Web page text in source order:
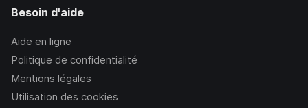
Besoin d'aide
Aide en ligne
Politique de confidentialité
Mentions légales
Utilisation des cookies